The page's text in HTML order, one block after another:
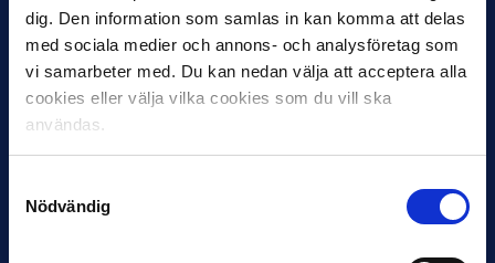
dig. Den information som samlas in kan komma att delas
med sociala medier och annons- och analysföretag som
vi samarbeter med. Du kan nedan välja att acceptera alla
cookies eller välja vilka cookies som du vill ska
användas.
Nödvändig
30 JUNI
Inleder mot…